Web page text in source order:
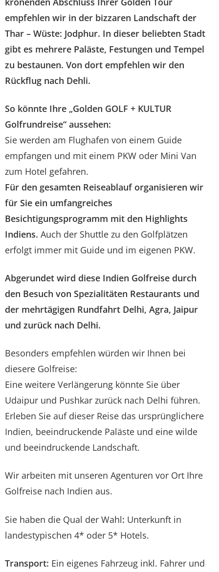
empfehlen wir in der bizzaren Landschaft der
Thar – Wüste: Jodphur. In dieser beliebten Stadt
gibt es mehrere Paläste, Festungen und Tempel
zu bestaunen. Von dort empfehlen wir den
Rückflug nach Dehli.
So könnte Ihre „Golden GOLF + KULTUR
Golfrundreise“ aussehen:
Sie werden am Flughafen von einem Guide
empfangen und mit einem PKW oder Mini Van
zum Hotel gefahren.
Für den gesamten Reiseablauf organisieren wir
für Sie ein umfangreiches
Besichtigungsprogramm mit den Highlights
Indiens. Auch der Shuttle zu den Golfplätzen
erfolgt immer mit Guide und im eigenen PKW.
Abgerundet wird diese Indien Golfreise durch
den Besuch von Spezialitäten Restaurants und
der mehrtägigen Rundfahrt Delhi, Agra, Jaipur
und zurück nach Delhi.
Besonders empfehlen würden wir Ihnen bei
diesere Golfreise:
Eine weitere Verlängerung könnte Sie über
Udaipur und Pushkar zurück nach Delhi führen.
Erleben Sie auf dieser Reise das ursprünglichere
Indien, beeindruckende Paläste und eine wilde
und beeindruckende Landschaft.
Wir arbeiten mit unseren Agenturen vor Ort Ihre
Golfreise nach Indien aus.
Sie haben die Qual der Wahl: Unterkunft in
landestypischen 4* oder 5* Hotels.
Transport: Ein eigenes Fahrzeug inkl. Fahrer und